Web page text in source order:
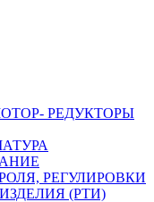
РЕДУКТОРЫ
РЕГУЛИРОВКИ
(РТИ)